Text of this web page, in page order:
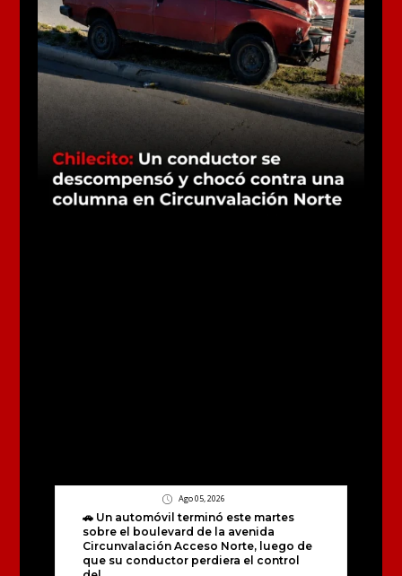
Ago 05, 2026
🚗 Un automóvil terminó este martes
sobre el boulevard de la avenida
Circunvalación Acceso Norte, luego de
que su conductor perdiera el control